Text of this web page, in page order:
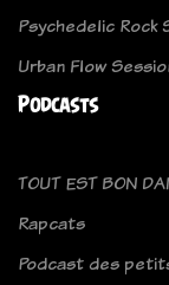
Psychedelic Rock
Urban Flow
Podcasts
TOUT EST BON
Rapcats
Podcast des